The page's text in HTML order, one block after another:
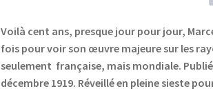
Voilà cent ans, presque jour pour jour,
fois pour voir son œuvre majeure sur les
seulement française, mais mondiale.
décembre 1919. Réveillé en pleine sieste